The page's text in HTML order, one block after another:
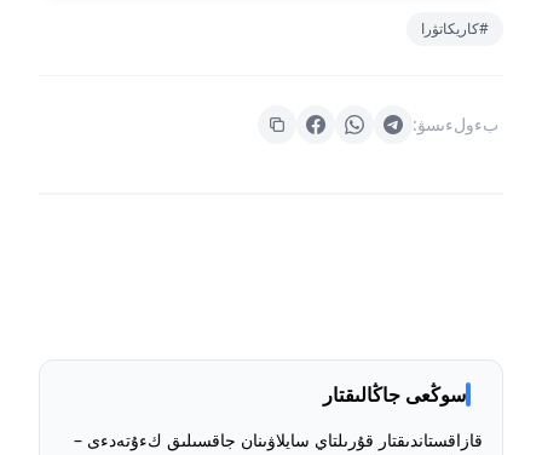
#كاريكاتۋرا
بءولءىسۋ:
سوڭعى جاڭالىقتار
قازاقستاندىقتار قۇرىلتاي سايلاۋىنان جاقسىلىق كءۇتەدءى –